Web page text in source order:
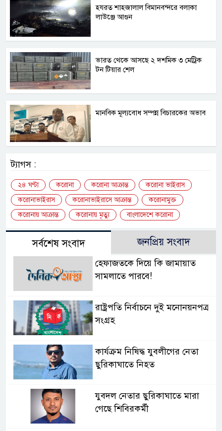
হযরত শাহজালাল বিমানবন্দরে বলাকা
লাউঞ্জে আগুন
ভারত থেকে আসছে ২ দশমিক ৩ মেট্রিক
টন টিয়ার শেল
মানবিক মূল্যবোধ সম্পন্ন বিচারকের অভাব
ট্যাগস :
২৪ ঘণ্টা করোনা করোনা আক্রান্ত
করোনা ভাইরাস
করোনাভাইরাস
করোনাভাইরাসে আক্রান্ত
করোনামুক্ত
করোনায় আক্রান্ত
করোনায় মৃত্যু বাংলাদেশে করোনা
সর্বশেষ সংবাদ জনপ্রিয় সংবাদ
হেফাজতকে দিয়ে কি জামায়াত
সামলাতে পারবে!
রাষ্ট্রপতি নির্বাচনে দুই মনোনয়নপত্র
সংগ্রহ
কার্যক্রম নিষিদ্ধ যুবলীগের নেতা
ছুরিকাঘাতে নিহত
যুবদল নেতার ছুরিকাঘাতে মারা
গেছে শিবিরকর্মী